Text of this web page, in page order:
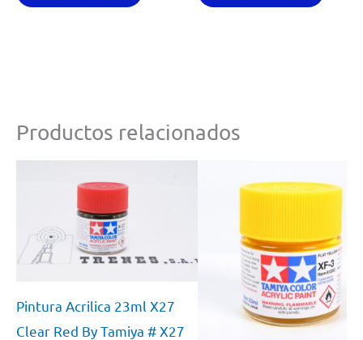
Productos relacionados
Pintura Acrilica 23ml X27
Clear Red By Tamiya # X27